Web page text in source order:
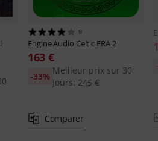
9
Engine Audio Celtic ERA 2
163 €
Meilleur prix sur 30
jours: 245 €
-33%
Comparer